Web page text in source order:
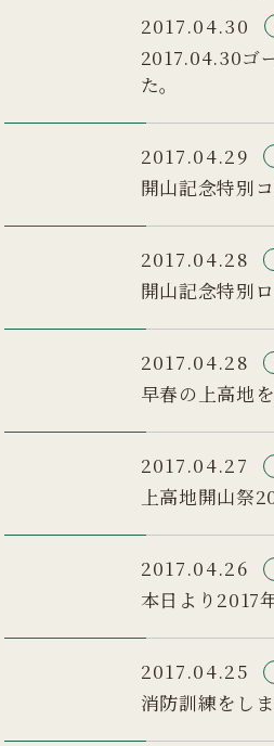
2017.04.30
2017.04.30ゴ
た。
2017.04.29
開山記念特別
2017.04.28
開山記念特別
2017.04.28
早春の上高地
2017.04.27
上高地開山祭
2017.04.26
本日より2017
2017.04.25
消防訓練をしま